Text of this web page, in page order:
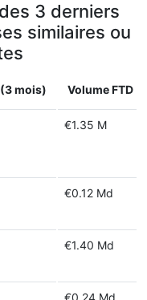
3 derniers
similaires ou
mois) Volume FTD
€1.35 M
€0.12 Md
€1.40 Md
€0.24 Md